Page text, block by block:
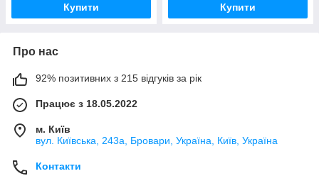
Купити Купити
Про нас
92% позитивних з 215 відгуків за рік
Працює з 18.05.2022
м. Київ
вул. Київська, 243а, Бровари, Україна, Київ, Україна
Контакти